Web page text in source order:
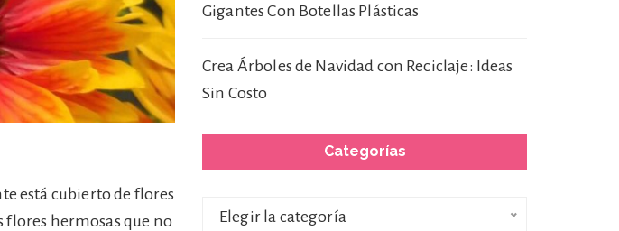
está cubierto de flores
flores hermosas que no
Gigantes Con Botellas Plásticas
Crea Árboles de Navidad con Reciclaje: Ideas
Sin Costo
Categorías
Categorías
Elegir la categoría